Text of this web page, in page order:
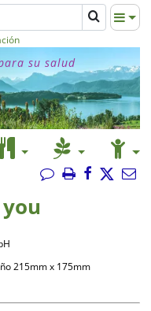
su salud
215mm x 175mm